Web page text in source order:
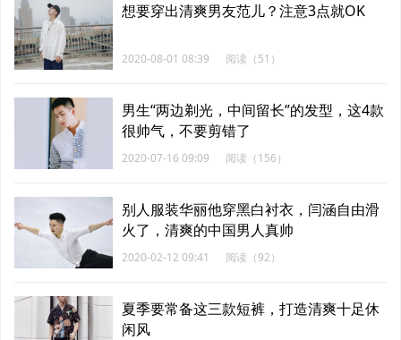
想要穿出清爽男友范儿？注意3点就OK
2020-08-01 08:39 阅读（51）
男生“两边剃光，中间留长”的发型，这4款
很帅气，不要剪错了
2020-07-16 09:09 阅读（156）
别人服装华丽他穿黑白衬衣，闫涵自由滑
火了，清爽的中国男人真帅
2020-02-12 09:41 阅读（92）
夏季要常备这三款短裤，打造清爽十足休
闲风